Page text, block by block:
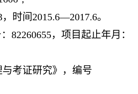
时间2015.6—2017.6。
82260655，项目起止年月：
考证研究》，编号